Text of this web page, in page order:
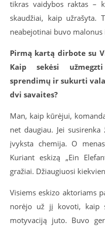
tikras vaidybos raktas –
skaudžiai, kaip užrašyta.
neabejotinai buvo
Pirmą kartą dirbote su
Kaip sekėsi
sprendimų ir sukurti
dvi savaites?
Man, kaip kūrėjui,
net daugiau. Jei
įvyksta chemija. O
Kuriant eskizą „Ein
gražiai. Džiaugiuosi
Visiems eskizo aktoriams
norėjo už jį kovoti, kaip
motyvaciją juto. Buvo